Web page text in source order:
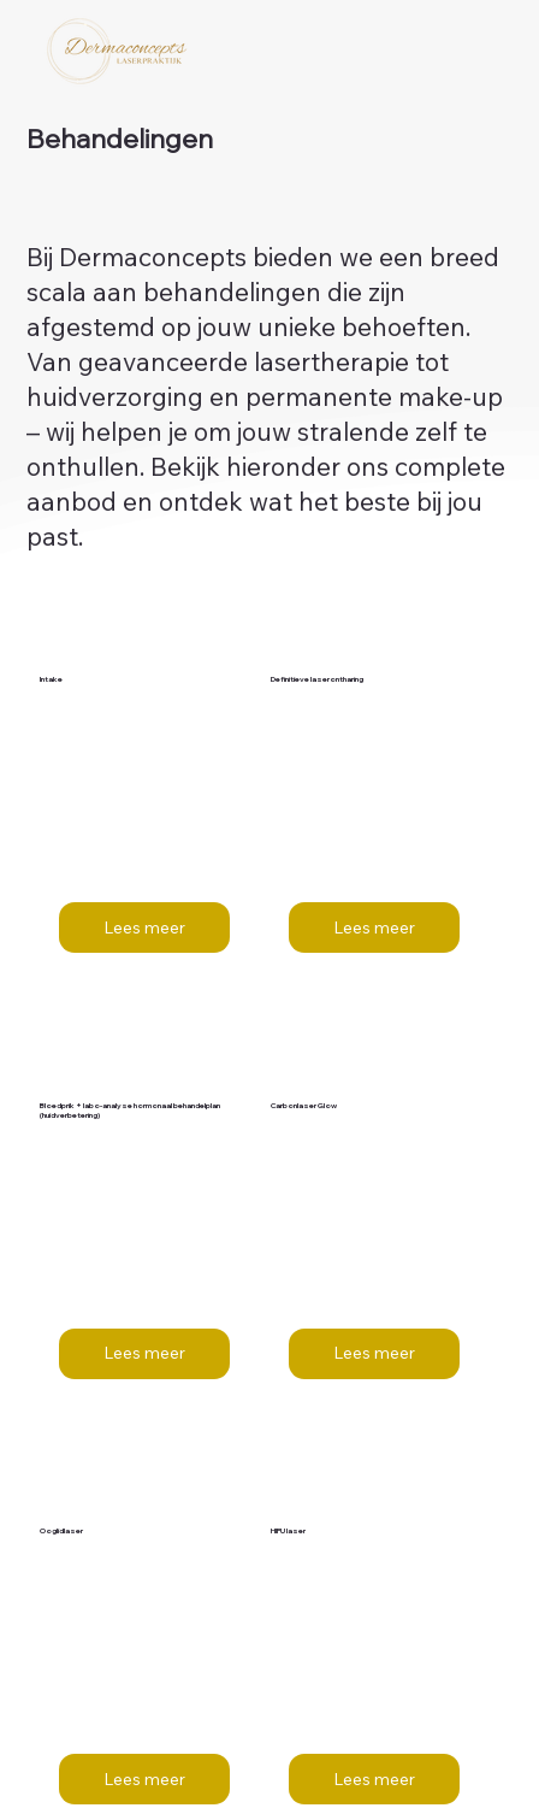
Behandelingen
Bij Dermaconcepts bieden we een breed
scala aan behandelingen die zijn
afgestemd op jouw unieke behoeften.
Van geavanceerde lasertherapie tot
huidverzorging en permanente make-up
– wij helpen je om jouw stralende zelf te
onthullen. Bekijk hieronder ons complete
aanbod en ontdek wat het beste bij jou
past.
Intake
Lees meer
Definitieve laserontharing
Lees meer
Bloedprik + labo-analyse hormonaal behandelplan
(huidverbetering)
Lees meer
Carbonlaser Glow
Lees meer
Ooglidlaser
Lees meer
HIFU laser
Lees meer